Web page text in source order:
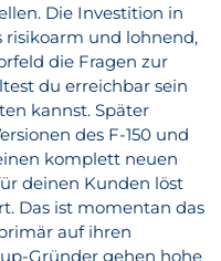
Die Investition in
und lohnend,
die Fragen zur
du erreichbar sein
kannst. Später
des F-150 und
komplett neuen
deinen Kunden löst
Das ist momentan das
auf ihren
Gründer gehen hohe